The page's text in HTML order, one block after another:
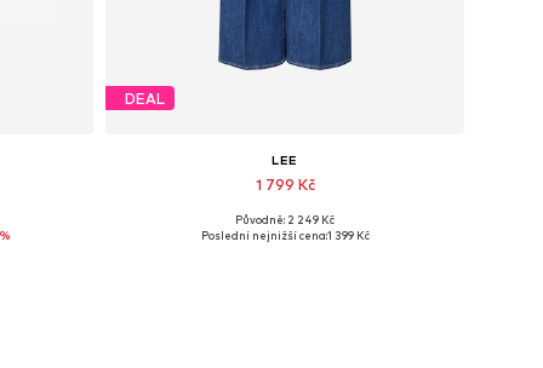
DEAL
LEE
1 799 Kč
Dostupné v mnoha velikostech
Původně: 2 249 Kč
Poslední nejnižší cena:1 399 Kč